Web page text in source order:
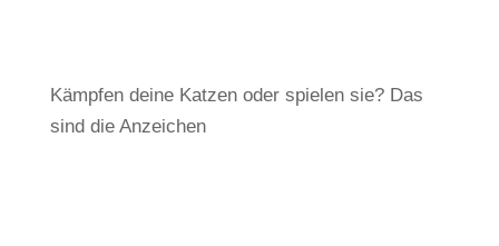
Kämpfen deine Katzen oder spielen sie? Das
sind die Anzeichen